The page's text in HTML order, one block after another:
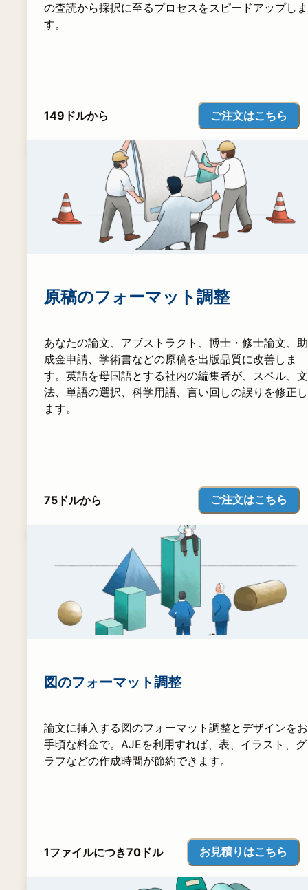
の査読から採択に至るプロセスをスピードアップしま
す。
149ドルから ご注文はこちら
原稿のフォーマット調整
あなたの論文、アブストラクト、博士・修士論文、助
成金申請、学術書などの原稿を出版品質に改善しま
す。英語を母国語とする社内の編集者が、スペル、文
法、単語の選択、科学用語、言い回しの誤りを修正し
ます。
75ドルから ご注文はこちら
図のフォーマット調整
論文に挿入する図のフォーマット調整とデザインをお
手頃な料金で。AJEを利用すれば、表、イラスト、グ
ラフなどの作成時間が節約できます。
1ファイルにつき70ドル お見積りはこちら